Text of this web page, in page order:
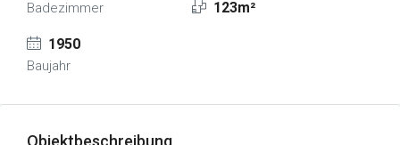
Badezimmer 123m²
1950
Baujahr
Objektbeschreibung